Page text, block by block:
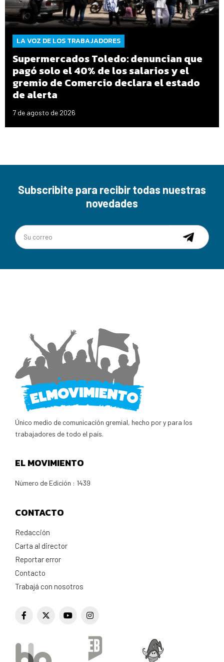
LA VOZ DE LOS TRABAJADORES
Supermercados Toledo: denuncian que
pagó solo el 40% de los salarios y el
gremio de Comercio declara el estado
de alerta
7 de agosto de 2026
Subscribite para recibir todas nuestras
novedades
Único medio de comunicación gremial, hecho por y para los
trabajadores de todo el país.
EL MOVIMIENTO
Número de Edición : 1439
CONTACTO
Redacción
Carta al director
Reportar error
Contacto
Trabajá con nosotros